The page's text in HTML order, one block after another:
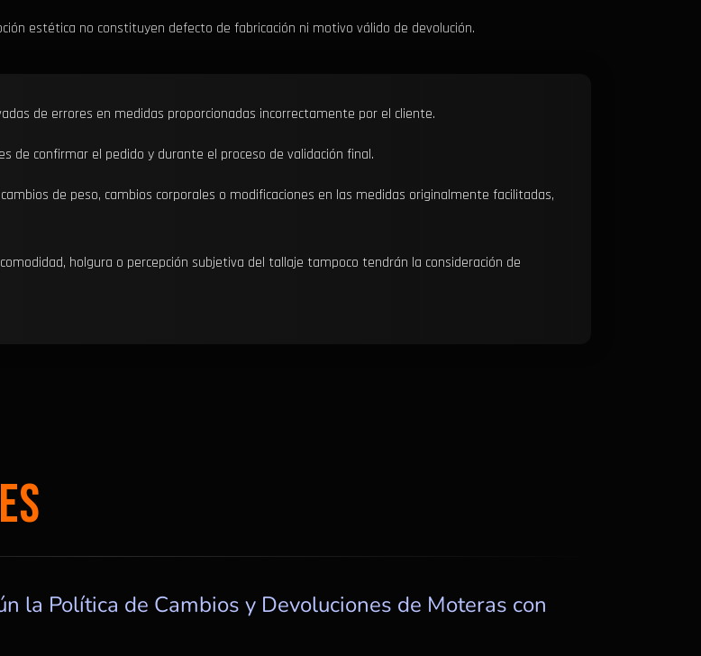
estética no constituyen defecto de fabricación ni motivo válido de devolución.
de errores en medidas proporcionadas incorrectamente por el cliente.
de confirmar el pedido y durante el proceso de validación final.
de peso, cambios corporales o modificaciones en las medidas originalmente facilitadas,
holgura o percepción subjetiva del tallaje tampoco tendrán la consideración de
la Política de Cambios y Devoluciones de Moteras con